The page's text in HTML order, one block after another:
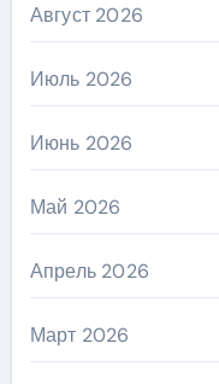
Август 2026
Июль 2026
Июнь 2026
Май 2026
Апрель 2026
Март 2026